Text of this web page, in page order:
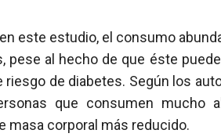
este estudio, el consumo
pese al hecho de que éste
de diabetes. Según los
que consumen mucho
masa corporal más reducido.